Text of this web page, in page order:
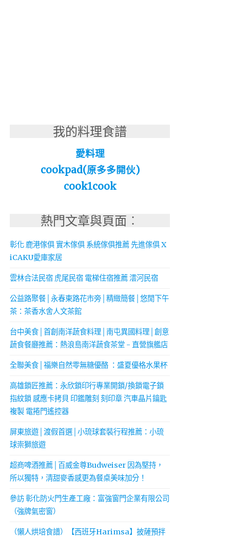
我的料理食譜
愛料理
cookpad(原多多開伙)
cook1cook
熱門文章與頁面︰
彰化 鹿港傢俱 實木傢俱 系統傢俱推薦 先進傢俱 X
iCAKU愛庫家居
雲林合法民宿 虎尾民宿 電梯住宿推薦 澐河民宿
公益路聚餐│永春東路花市旁│精緻簡餐│悠閒下午
茶：茶香水舍人文茶館
台中美食│首創南洋蔬食料理│南屯異國料理│創意
蔬食餐廳推薦：熱浪島南洋蔬食茶堂 - 直營旗艦店
全聯美食│福樂自然零無糖優酪 ：盛夏優格水果杯
高雄鎖匠推薦：永欣鎖印行專業開鎖/換鎖電子鎖
指紋鎖 感應卡拷貝 印鑑雕刻 刻印章 汽車晶片鑰匙
複製 電捲門遙控器
屏東旅遊│渡假首選│小琉球套裝行程推薦：小琉
球崇獅旅遊
超商啤酒推薦│百威金尊Budweiser 因為堅持，
所以獨特，清甜麥香感更為餐桌美味加分！
參訪 彰化防火門生產工廠：富強窗門企業有限公司
（強牌氣密窗）
（懶人烘培食譜）【西班牙Harimsa】披薩預拌